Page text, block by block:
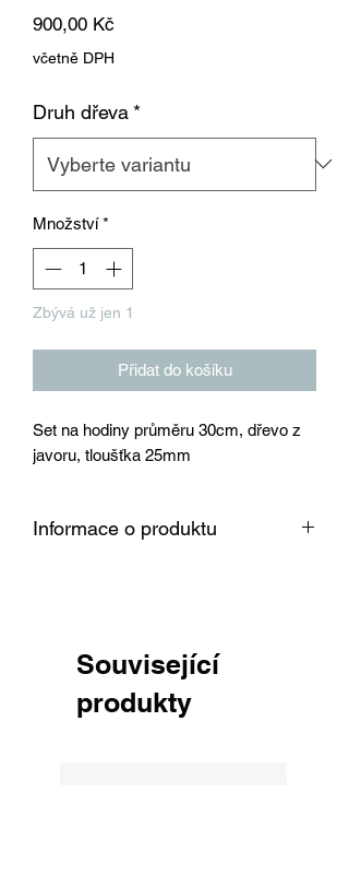
900,00 Kč
včetně DPH
Druh dřeva *
Množství *
Zbývá už jen 1
Přidat do košíku
Set na hodiny průměru 30cm, dřevo z
javoru, tloušťka 25mm
Informace o produktu
Související
produkty